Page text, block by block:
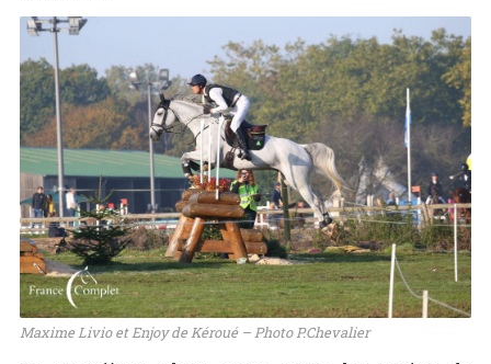
Maxime Livio et Enjoy de Kéroué – Photo P.Chevalier